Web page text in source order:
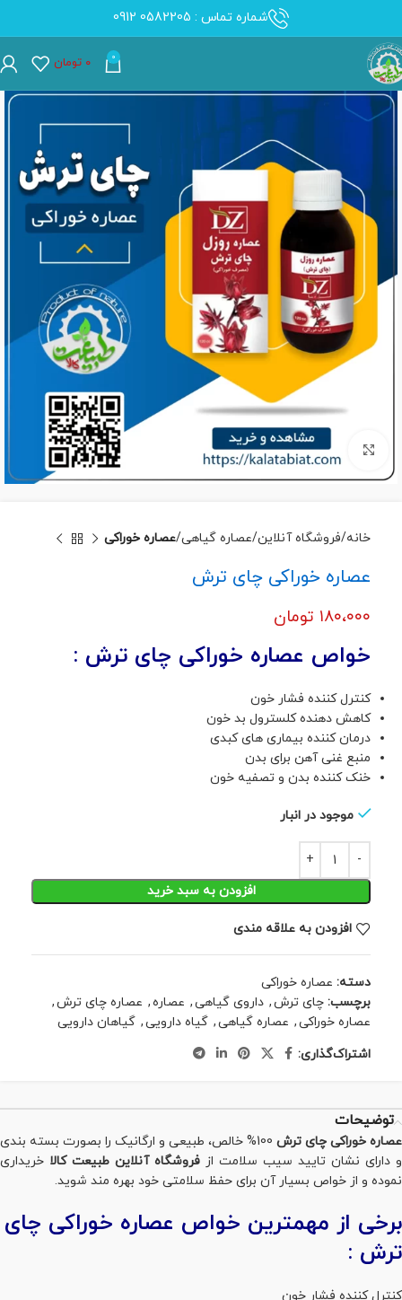
شماره تماس : 0582205 0912
0 ۰ تومان
برای بزرگنمایی کلیک کنید
خانه فروشگاه آنلاین عصاره گیاهی عصاره خوراکی
عصاره خوراکی چای ترش
۱۸۰،۰۰۰ تومان
خواص عصاره خوراکی چای ترش :
کنترل کننده فشار خون
کاهش دهنده کلسترول بد خون
درمان کننده بیماری های کبدی
منبع غنی آهن برای بدن
خنک کننده بدن و تصفیه خون
موجود در انبار
افزودن به سبد خرید
افزودن به علاقه مندی
دسته: عصاره خوراکی
برچسب: چای ترش, داروی گیاهی, عصاره, عصاره چای ترش,
عصاره خوراکی, عصاره گیاهی, گیاه دارویی, گیاهان دارویی
اشتراک‌گذاری:
توضیحات
عصاره خوراکی چای ترش
100% خالص، طبیعی و ارگانیک را بصورت بسته بندی
و دارای نشان تایید سیب سلامت از فروشگاه آنلاین طبیعت کالا خریداری
نموده و از خواص بسیار آن برای حفظ سلامتی خود بهره مند شوید.
برخی از مهمترین خواص عصاره خوراکی چای
ترش :
کنترل کننده فشار خون